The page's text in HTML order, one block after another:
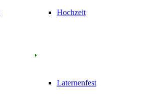
Hochzeit
Laternenfest